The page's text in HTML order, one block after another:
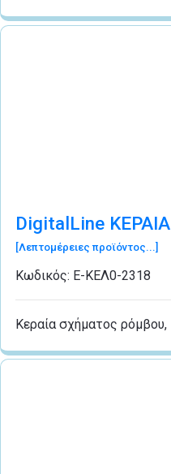
DigitalLine
[Λεπτομέρειες προϊόντος...]
Κωδικός: Ε-ΚΕΛ0-2318
Κεραία σχήματος ρόμβου,